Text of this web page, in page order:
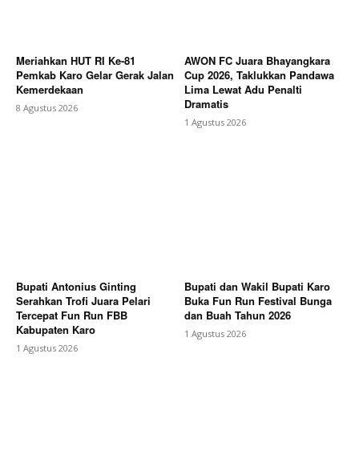
Meriahkan HUT RI Ke-81
Pemkab Karo Gelar Gerak Jalan
Kemerdekaan
8 Agustus 2026
AWON FC Juara Bhayangkara
Cup 2026, Taklukkan Pandawa
Lima Lewat Adu Penalti
Dramatis
1 Agustus 2026
Bupati Antonius Ginting
Serahkan Trofi Juara Pelari
Tercepat Fun Run FBB
Kabupaten Karo
1 Agustus 2026
Bupati dan Wakil Bupati Karo
Buka Fun Run Festival Bunga
dan Buah Tahun 2026
1 Agustus 2026